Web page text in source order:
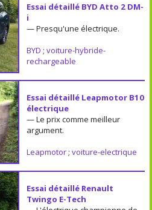
Essai détaillé BYD Atto 2 DM-
i
— Presqu'une électrique.
BYD ; voiture-hybride-
rechargeable
Essai détaillé Leapmotor B10
électrique
— Le prix comme meilleur
argument.
Leapmotor; voiture-electrique
Essai détaillé Renault
Twingo E-Tech